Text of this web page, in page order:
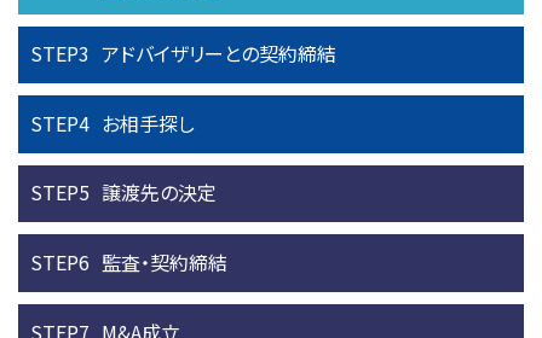
STEP3 アドバイザリーとの契約締結
STEP4 お相手探し
STEP5 譲渡先の決定
STEP6 監査・契約締結
STEP7 M&A成立